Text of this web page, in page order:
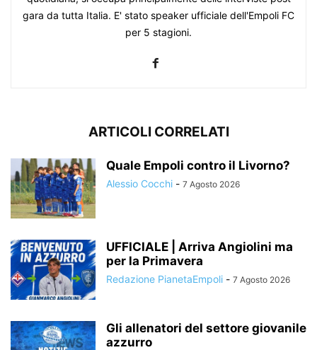
gara da tutta Italia. E' stato speaker ufficiale dell'Empoli FC
per 5 stagioni.
ARTICOLI CORRELATI
Quale Empoli contro il Livorno?
Alessio Cocchi - 7 Agosto 2026
UFFICIALE | Arriva Angiolini ma
per la Primavera
Redazione PianetaEmpoli - 7 Agosto 2026
Gli allenatori del settore giovanile
azzurro